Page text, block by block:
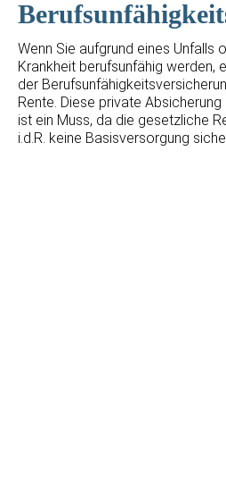
Wenn Sie aufgrund eines Unfalls
Krankheit berufsunfähig werden,
der
Rente. Diese private
ist ein Muss, da die gesetzliche
i.d.R. keine Basisversorgung